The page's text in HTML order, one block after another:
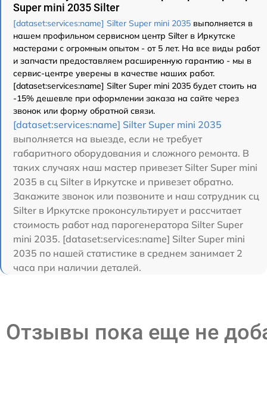
Super mini 2035 Silter
[dataset:services:name] Silter Super mini 2035 выполняется в
нашем профильном сервисном центр Silter в Иркутске
мастерами с огромным опытом - от 5 лет. На все виды работ
и запчасти предоставляем расширенную гарантию - мы в
сервис-центре уверены в качестве наших работ.
[dataset:services:name] Silter Super mini 2035 будет стоить на
-15% дешевле при оформлении заказа на сайте через
звонок или форму обратной связи.
[dataset:services:name] Silter Super mini 2035
выполняется на выезде, если не требует
габаритного оборудования и сложного ремонта. В
таких случаях наш мастер привезет Silter Super mini
2035 в сц Silter в Иркутске и привезет обратно.
Закажите звонок или позвоните и наш сотрудник сц
Silter в Иркутске проконсультирует и рассчитает
стоимость работ над парогенератора Silter Super
mini 2035. [dataset:services:name] Silter Super mini
2035 по нашей статистике в среднем занимает 2
часа при наличии деталей.
Отзывы пока еще не